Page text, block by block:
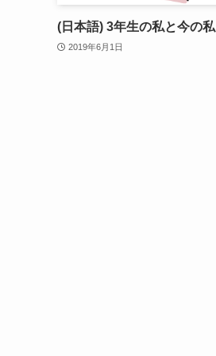
(日本語) 3年生の私と今の私
2019年6月1日